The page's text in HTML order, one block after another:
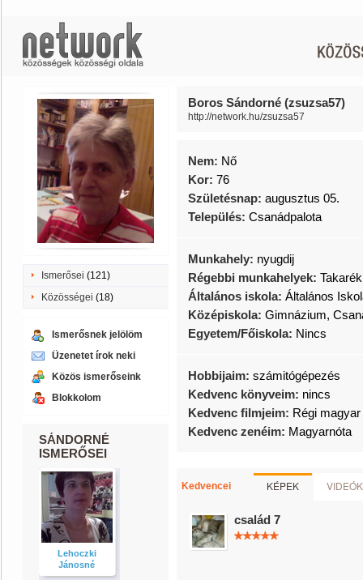
Ismerősei (121)
Közösségei (18)
Ismerősnek jelölöm
Üzenetet írok neki
Közös ismerőseink
Blokkolom
SÁNDORNÉ
ISMERŐSEI
Lehoczki
Jánosné
Boros Sándorné (zsuzsa57)
http://network.hu/zsuzsa57
Nem: Nő
Kor: 76
Születésnap: augusztus 05.
Település: Csanádpalota
Munkahely: nyugdij
Régebbi munkahelyek: Takarék
Általános iskola: Általános
Középiskola: Gimnázium,
Egyetem/Főiskola: Nincs
Hobbijaim: számitógépezés
Kedvenc könyveim: nincs
Kedvenc filmjeim: Régi
Kedvenc zenéim: Magyarnóta
Kedvencei KÉPEK VIDEÓK
család 7